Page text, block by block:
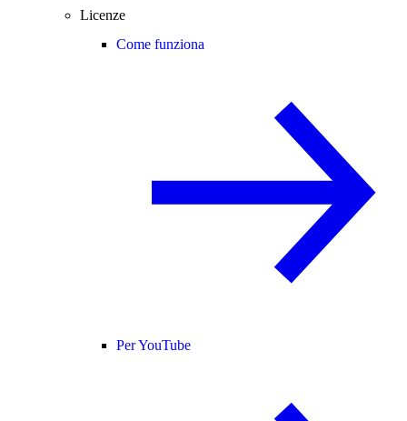
Licenze
Come funziona
Per YouTube